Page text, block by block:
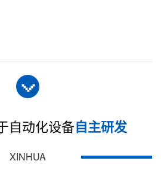
982B T&Y-2000D
自动化设备自主研发
XINHUA